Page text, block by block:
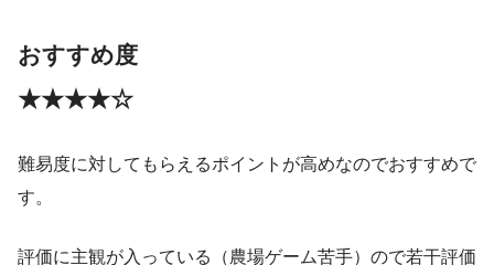
おすすめ度
★★★★☆
難易度に対してもらえるポイントが高めなのでおすすめで
す。
評価に主観が入っている（農場ゲーム苦手）ので若干評価